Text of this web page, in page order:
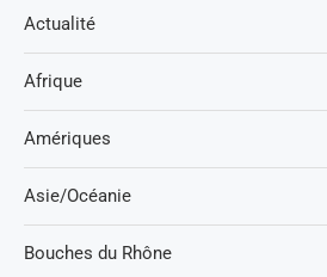
Actualité
Afrique
Amériques
Asie/Océanie
Bouches du Rhône